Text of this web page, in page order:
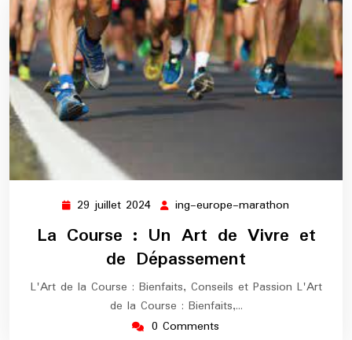
29 juillet 2024 29
juillet
2024
ing-europe-marathon
europe-
marathon
La Course : Un Art de Vivre et
de Dépassement
L'Art de la Course : Bienfaits, Conseils et Passion L'Art
de la Course : Bienfaits,…
0 Comments